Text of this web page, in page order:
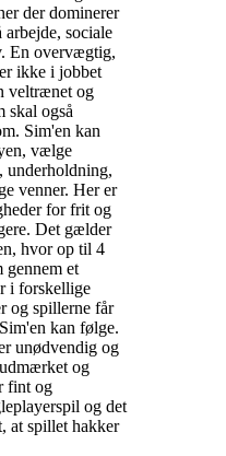
der dominerer
sociale
En overvægtig,
ikke i jobbet
veltrænet og
skal også
Sim'en kan
vælge
underholdning,
venner. Her er
for frit og
Det gælder
hvor op til 4
gennem et
i forskellige
og spillerne får
kan følge.
unødvendig og
og
fint og
og det
at spillet hakker